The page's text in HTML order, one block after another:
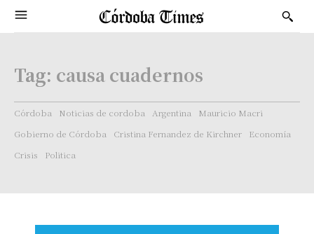
Tag: causa cuadernos
Córdoba Noticias de cordoba Argentina
Mauricio Macri
Gobierno de Córdoba
Cristina Fernandez de Kirchner
Economía
Crisis
Politica